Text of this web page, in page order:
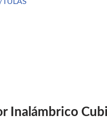
Inalámbrico